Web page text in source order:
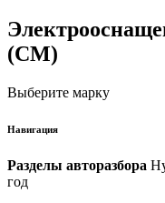
(CM)
Выберите марку
Навигация
Разделы авторазбора
год